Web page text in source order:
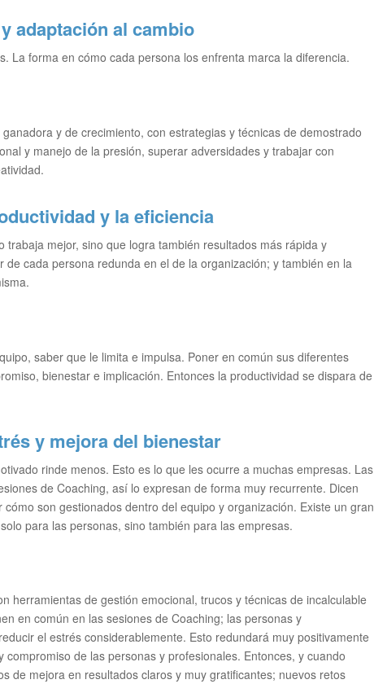
adaptación al cambio
La forma en cómo cada persona los enfrenta marca la diferencia.
y de crecimiento, con estrategias y técnicas de demostrado
y manejo de la presión, superar adversidades y trabajar con
y la eficiencia
trabaja mejor, sino que logra también resultados más rápida y
de cada persona redunda en el de la organización; y también en la
saber que le limita e impulsa. Poner en común sus diferentes
bienestar e implicación. Entonces la productividad se dispara de
y mejora del bienestar
rinde menos. Esto es lo que les ocurre a muchas empresas. Las
de Coaching, así lo expresan de forma muy recurrente. Dicen
son gestionados dentro del equipo y organización. Existe un gran
para las personas, sino también para las empresas.
herramientas de gestión emocional, trucos y técnicas de incalculable
en común en las sesiones de Coaching; las personas y
el estrés considerablemente. Esto redundará muy positivamente
compromiso de las personas y profesionales. Entonces, y cuando
de mejora en resultados claros y muy gratificantes; nuevos retos